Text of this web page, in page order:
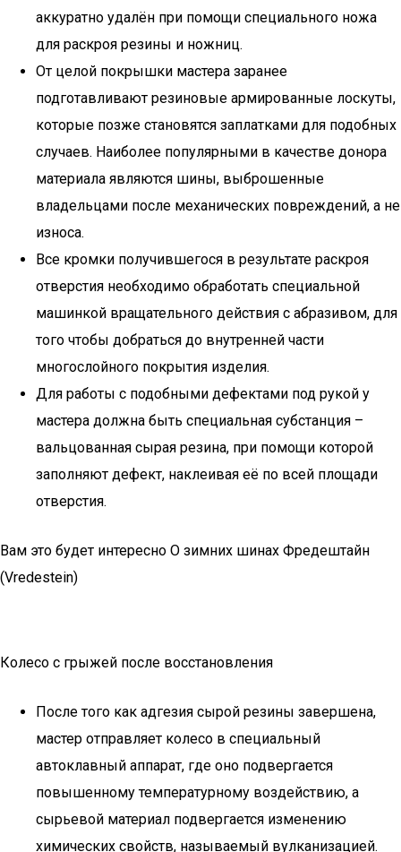
аккуратно удалён при помощи специального ножа
для раскроя резины и ножниц.
От целой покрышки мастера заранее
подготавливают резиновые армированные лоскуты,
которые позже становятся заплатками для подобных
случаев. Наиболее популярными в качестве донора
материала являются шины, выброшенные
владельцами после механических повреждений, а не
износа.
Все кромки получившегося в результате раскроя
отверстия необходимо обработать специальной
машинкой вращательного действия с абразивом, для
того чтобы добраться до внутренней части
многослойного покрытия изделия.
Для работы с подобными дефектами под рукой у
мастера должна быть специальная субстанция –
вальцованная сырая резина, при помощи которой
заполняют дефект, наклеивая её по всей площади
отверстия.
Вам это будет интересно О зимних шинах Фредештайн
(Vredestein)
Колесо с грыжей после восстановления
После того как адгезия сырой резины завершена,
мастер отправляет колесо в специальный
автоклавный аппарат, где оно подвергается
повышенному температурному воздействию, а
сырьевой материал подвергается изменению
химических свойств, называемый вулканизацией.